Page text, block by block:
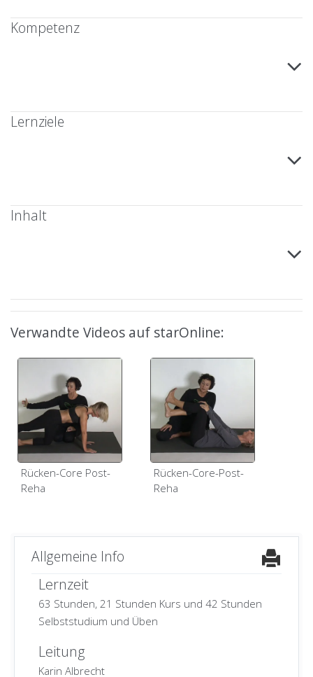
Kompetenz
Lernziele
Inhalt
Verwandte Videos auf starOnline:
Rücken-Core Post-
Reha
Rücken-Core-Post-
Reha
Allgemeine Info
Lernzeit
63 Stunden, 21 Stunden Kurs und 42 Stunden
Selbststudium und Üben
Leitung
Karin Albrecht